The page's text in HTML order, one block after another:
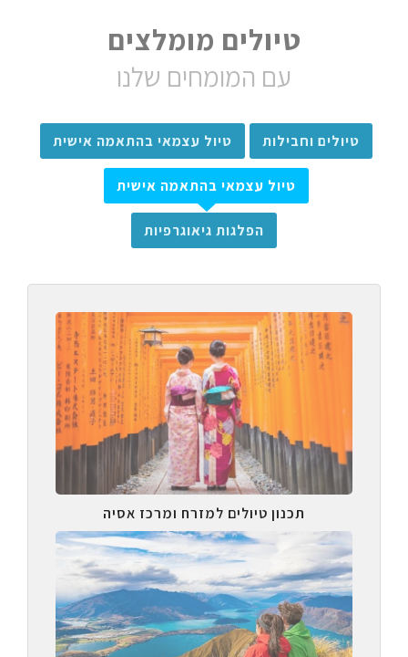
טיולים מומלצים
עם המומחים שלנו
טיולים וחבילות טיול עצמאי בהתאמה אישית
טיול עצמאי בהתאמה אישית
הפלגות גיאוגרפיות
תכנון טיולים למזרח ומרכז אסיה